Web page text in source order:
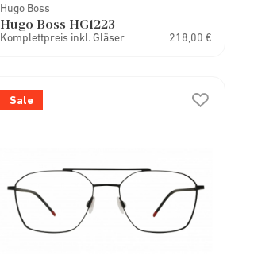
Hugo Boss
Hugo Boss HG1223
Komplettpreis inkl. Gläser 218,00 €
Sale